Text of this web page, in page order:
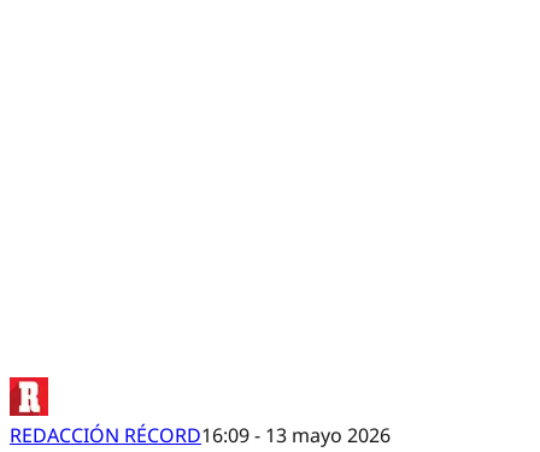
REDACCIÓN RÉCORD16:09 - 13 mayo 2026